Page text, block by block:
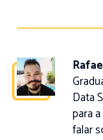
Data
para
falar